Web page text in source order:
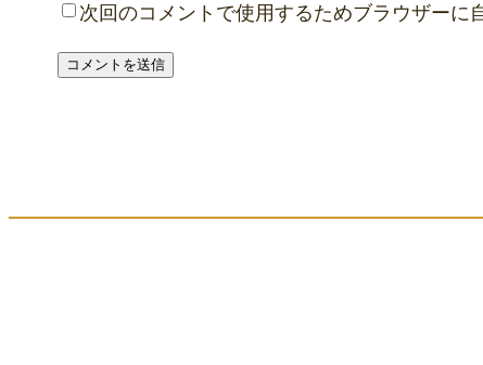
次回のコメントで使用するためブラウザーに